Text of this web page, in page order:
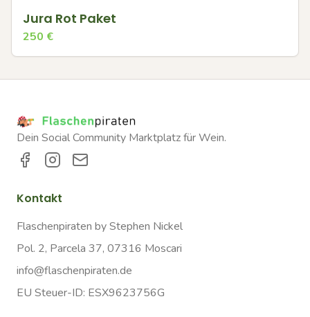
Jura Rot Paket
250 €
Dein Social Community Marktplatz für Wein.
Kontakt
Flaschenpiraten by Stephen Nickel
Pol. 2, Parcela 37, 07316 Moscari
info@flaschenpiraten.de
EU Steuer-ID: ESX9623756G